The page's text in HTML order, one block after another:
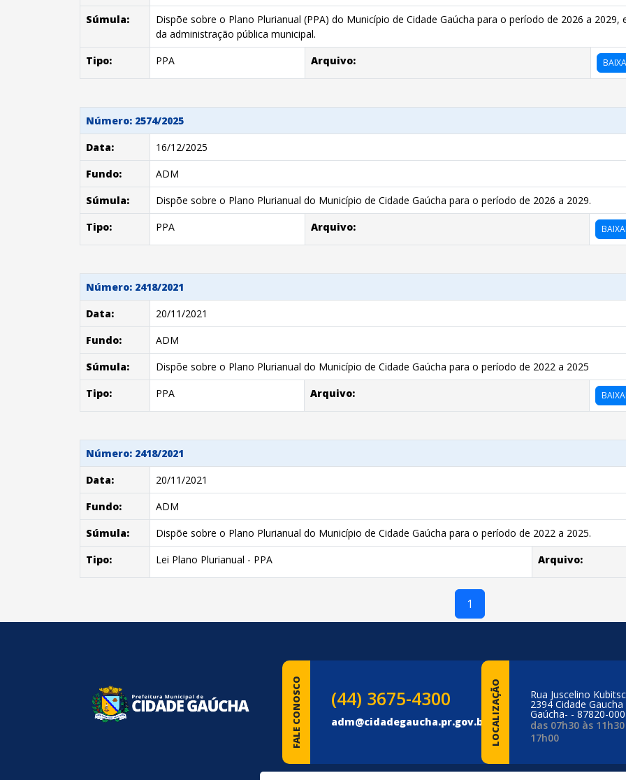
Súmula:
Dispõe sobre o Plano Plurianual (PPA) do Município de Cidade Gaúcha para o período de 2026 a
da administração pública municipal.
Tipo:
PPA Arquivo:
Número: 2574/2025
Data:
16/12/2025
Fundo:
ADM
Súmula:
Dispõe sobre o Plano Plurianual do Município de Cidade Gaúcha para o período de 2026 a 2029.
Tipo:
PPA Arquivo:
Número: 2418/2021
Data:
20/11/2021
Fundo:
ADM
Súmula:
Dispõe sobre o Plano Plurianual do Município de Cidade Gaúcha para o período de 2022 a 2025
Tipo:
PPA Arquivo:
Número: 2418/2021
Data:
20/11/2021
Fundo:
ADM
Súmula:
Dispõe sobre o Plano Plurianual do Município de Cidade Gaúcha para o período de 2022 a 2025.
Tipo:
Lei Plano Plurianual - PPA Arquivo:
1
FALE CONOSCO (44) 3675-4300
adm@cidadegaucha.pr.gov.br LOCALIZAÇÃO Rua Juscelino
2394 Cidade
Gaúcha- - 87820-000
das 07h30 às
17h00